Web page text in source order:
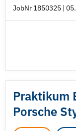
JobNr 1850325 |
Praktikum
Porsche